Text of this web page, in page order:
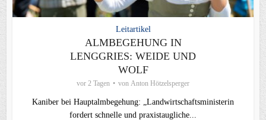
Leitartikel
ALMBEGEHUNG IN
LENGGRIES: WEIDE UND
WOLF
vor 2 Tagen von Anton Hötzelsperger
Kaniber bei Hauptalmbegehung: „Landwirtschaftsministerin
fordert schnelle und praxistaugliche...